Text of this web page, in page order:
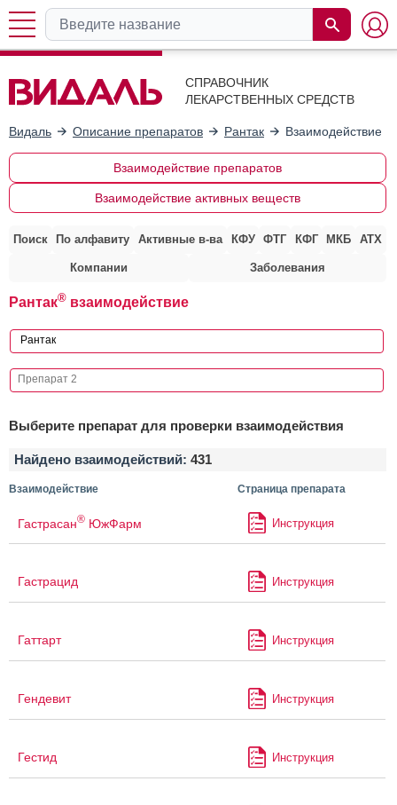
СПРАВОЧНИК
ЛЕКАРСТВЕННЫХ СРЕДСТВ
Видаль Описание препаратов Рантак Взаимодействие
Взаимодействие препаратов
Взаимодействие активных веществ
Поиск По алфавиту Активные в-ва КФУ ФТГ КФГ МКБ АТХ
Компании Заболевания
Рантак® взаимодействие
Выберите препарат для проверки взаимодействия
Найдено взаимодействий: 431
Взаимодействие Страница препарата
Гастрасан® ЮжФарм Инструкция
Гастрацид Инструкция
Гаттарт Инструкция
Гендевит Инструкция
Гестид Инструкция